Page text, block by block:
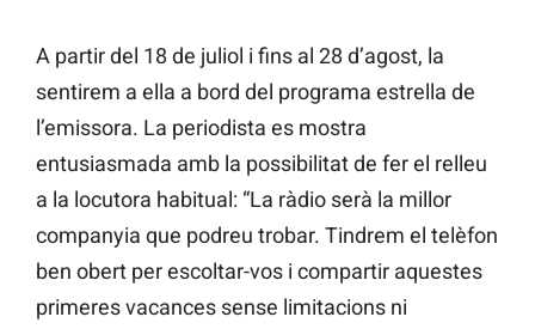
A partir del 18 de juliol i fins al 28 d’agost, la
sentirem a ella a bord del programa estrella de
l’emissora. La periodista es mostra
entusiasmada amb la possibilitat de fer el relleu
a la locutora habitual: “La ràdio serà la millor
companyia que podreu trobar. Tindrem el telèfon
ben obert per escoltar-vos i compartir aquestes
primeres vacances sense limitacions ni